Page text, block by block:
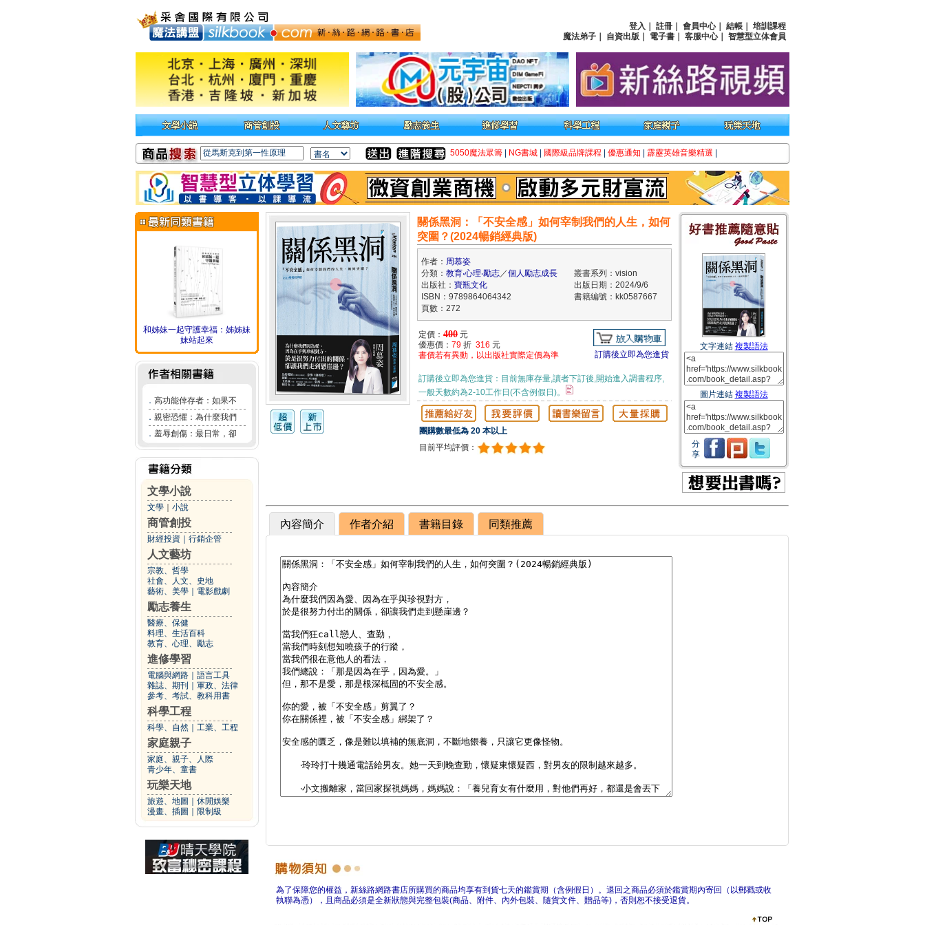
登入 註冊 會員中心｜ 結帳
培訓課程
魔法弟子
自資出版 電子書 客服中心｜ 智慧型立体會員
5050魔法眾籌 NG書城 國際級品牌課程 優惠通知 霹靂英雄音樂精選
和姊妹一起守護幸福：姊姊妹
妹站起來
． 高功能倖存者：如果不
． 親密恐懼：為什麼我們
． 羞辱創傷：最日常，卻
文學小說
文學 小說
商管創投
財經投資 行銷企管
人文藝坊
宗教、哲學
社會、人文、史地
藝術、美學
電影戲劇
勵志養生
醫療、保健
料理、生活百科
教育、心理、勵志
進修學習
電腦與網路
語言工具
雜誌、期刊
軍政、法律
參考、考試、教科用書
科學工程
科學、自然 工業、工程
家庭親子
家庭、親子、人際
青少年、童書
玩樂天地
旅遊、地圖
休閒娛樂
漫畫、插圖
限制級
關係黑洞：「不安全感」如何宰制我們的人生，如何
突圍？(2024暢銷經典版)
作者： 周慕姿
分類： 教育‧心理‧勵志／個人勵志成長
叢書系列：vision
出版社： 寶瓶文化
出版日期：2024/9/6
ISBN：9789864064342
書籍編號：kk0587667
頁數：272
定價： 400 元
優惠價： 79 折 316 元
書價若有異動，以出版社實際定價為準
訂購後立即為您進貨
訂購後立即為您進貨：目前無庫存量,讀者下訂後,開始進入調書程序,
一般天數約為2-10工作日(不含例假日)。
團購數最低為 20 本以上
目前平均評價：
文字連結 複製語法
圖片連結 複製語法
分
享
內容簡介 作者介紹 書籍目錄 同類推薦
為了保障您的權益，新絲路網路書店所購買的商品均享有到貨七天的鑑賞期（含例假日）。退回之商品必須於鑑賞期內寄回（以郵戳或收
執聯為憑），且商品必須是全新狀態與完整包裝(商品、附件、內外包裝、隨貨文件、贈品等)，否則恕不接受退貨。